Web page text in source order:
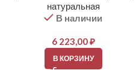
натуральная
В наличии
6 223,00₽
В КОРЗИНУ